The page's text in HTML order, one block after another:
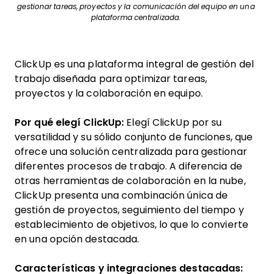
gestionar tareas, proyectos y la comunicación del equipo en una
plataforma centralizada.
ClickUp es una plataforma integral de gestión del
trabajo diseñada para optimizar tareas,
proyectos y la colaboración en equipo.
Por qué elegí ClickUp: Elegí ClickUp por su
versatilidad y su sólido conjunto de funciones, que
ofrece una solución centralizada para gestionar
diferentes procesos de trabajo. A diferencia de
otras herramientas de colaboración en la nube,
ClickUp presenta una combinación única de
gestión de proyectos, seguimiento del tiempo y
establecimiento de objetivos, lo que lo convierte
en una opción destacada.
Características y integraciones destacadas: